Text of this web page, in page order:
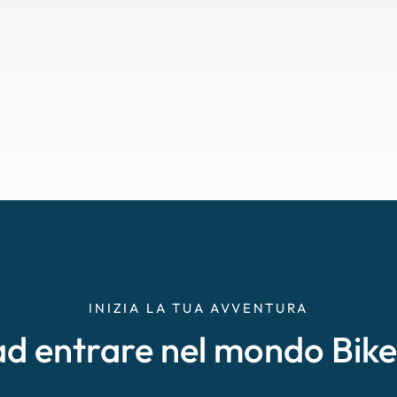
INIZIA LA TUA AVVENTURA
entrare nel mondo